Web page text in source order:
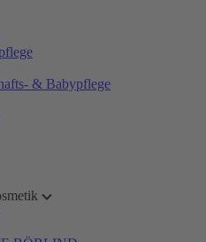
& Babypflege